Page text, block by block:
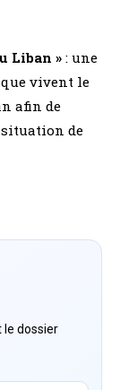
Liban » : une
vivent le
afin de
de
le dossier